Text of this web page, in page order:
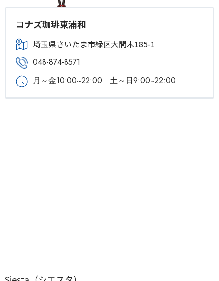
コナズ珈琲東浦和
埼玉県さいたま市緑区大間木185-1
048-874-8571
月～金10:00~22:00 土～日9:00~22:00